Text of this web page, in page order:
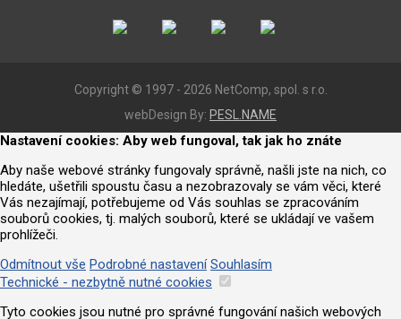
Copyright © 1997 - 2026 NetComp, spol. s r.o.
webDesign By: PESL.NAME
Nastavení cookies: Aby web fungoval, tak jak ho znáte
Aby naše webové stránky fungovaly správně, našli jste na nich, co
hledáte, ušetřili spoustu času a nezobrazovaly se vám věci, které
Vás nezajímají, potřebujeme od Vás souhlas se zpracováním
souborů cookies, tj. malých souborů, které se ukládají ve vašem
prohlížeči.
Odmítnout vše Podrobné nastavení Souhlasím
Technické - nezbytně nutné cookies
Tyto cookies jsou nutné pro správné fungování našich webových